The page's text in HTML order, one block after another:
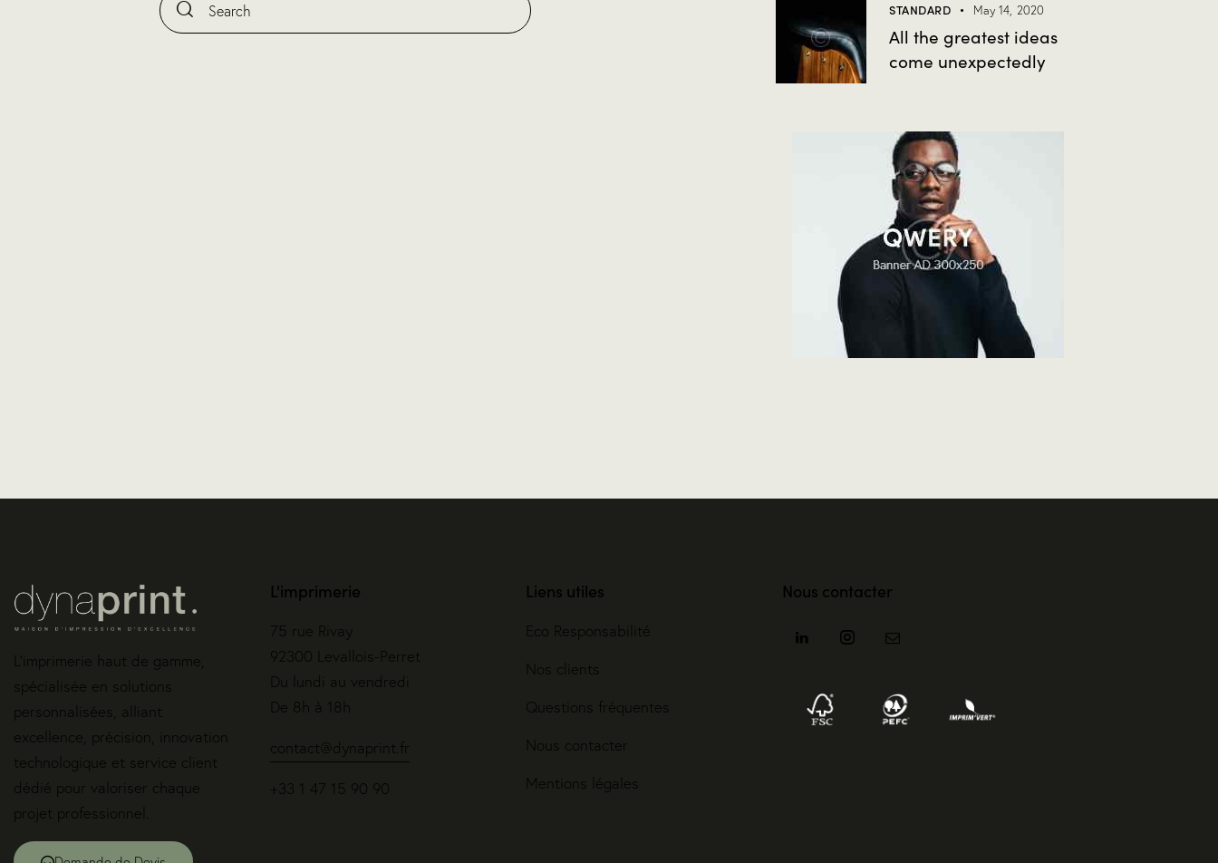
STANDARD May 14, 2020
All the greatest ideas
come unexpectedly
L’imprimerie haut de gamme,
spécialisée en solutions
personnalisées, alliant
excellence, précision, innovation
technologique et service client
dédié pour valoriser chaque
projet professionnel.
L'imprimerie
75 rue Rivay
92300 Levallois-Perret
Du lundi au vendredi
De 8h à 18h
contact@dynaprint.fr
+33 1 47 15 90 90
Liens utiles
Eco Responsabilité
Nos clients
Questions fréquentes
Nous contacter
Mentions légales
Nous contacter